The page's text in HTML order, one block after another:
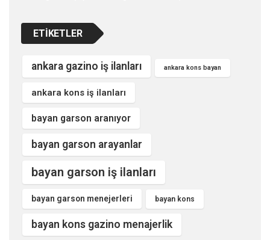
ETIKETLER
ankara gazino iş ilanları ankara kons bayan
ankara kons iş ilanları
bayan garson aranıyor
bayan garson arayanlar
bayan garson iş ilanları
bayan garson menejerleri bayan kons
bayan kons gazino menajerlik